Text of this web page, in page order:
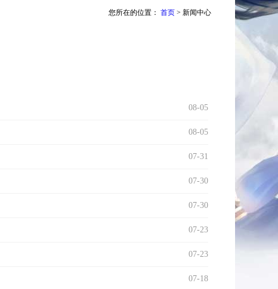
您所在的位置： 首页 > 新闻中心
08-05
08-05
07-31
07-30
07-30
07-23
07-23
07-18